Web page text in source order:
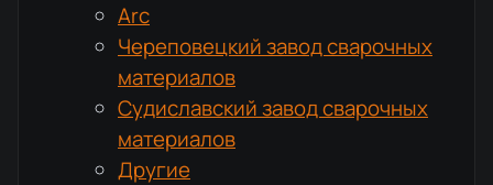
Arc
Череповецкий завод сварочных
материалов
Судиславский завод сварочных
материалов
Другие